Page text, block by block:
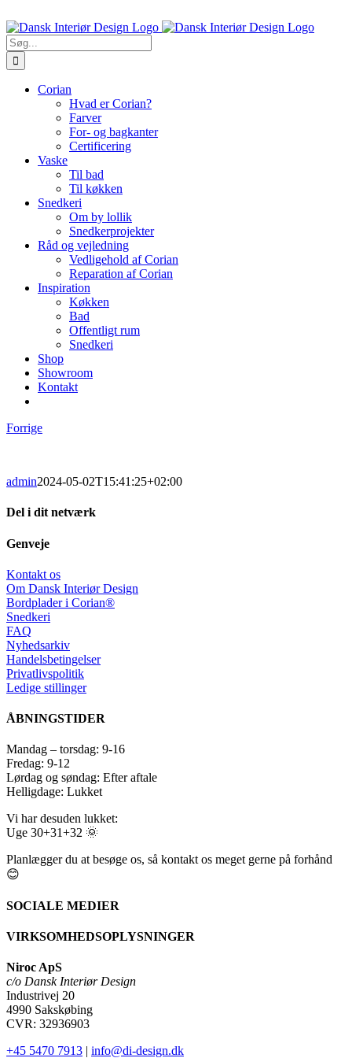
to
content
Søg
efter:
Corian
Hvad er Corian?
Farver
For- og bagkanter
Certificering
Vaske
Til bad
Til køkken
Snedkeri
Om by lollik
Snedkerprojekter
Råd og vejledning
Vedligehold af Corian
Reparation af Corian
Inspiration
Køkken
Bad
Offentligt rum
Snedkeri
Shop
Showroom
Kontakt
Forrige
admin2024-05-02T15:41:25+02:00
Del i dit netværk
Facebook
X
LinkedIn
Pinterest
E-
Genveje
Kontakt os
Om Dansk Interiør Design
Bordplader i Corian®
Snedkeri
FAQ
Nyhedsarkiv
Handelsbetingelser
Privatlivspolitik
Ledige stillinger
ÅBNINGSTIDER
Mandag – torsdag: 9-16
Fredag: 9-12
Lørdag og søndag: Efter aftale
Helligdage: Lukket
Vi har desuden lukket:
Uge 30+31+32 🌞
Planlægger du at besøge os, så kontakt os meget gerne på forhånd
😊
SOCIALE MEDIER
VIRKSOMHEDSOPLYSNINGER
Niroc ApS
c/o Dansk Interiør Design
Industrivej 20
4990 Sakskøbing
CVR: 32936903
+45 5470 7913 | info@di-design.dk